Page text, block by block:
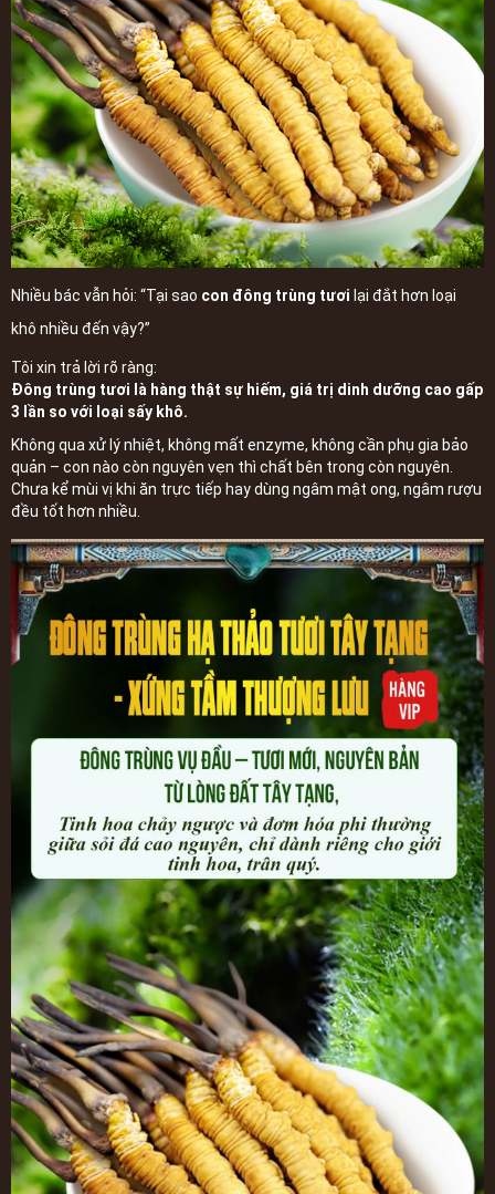
Nhiều bác vẫn hỏi: “Tại sao con đông trùng tươi lại đắt hơn loại
khô nhiều đến vậy?”
Tôi xin trả lời rõ ràng:
Đông trùng tươi là hàng thật sự hiếm, giá trị dinh dưỡng cao gấp
3 lần so với loại sấy khô.
Không qua xử lý nhiệt, không mất enzyme, không cần phụ gia bảo
quản – con nào còn nguyên vẹn thì chất bên trong còn nguyên.
Chưa kể mùi vị khi ăn trực tiếp hay dùng ngâm mật ong, ngâm rượu
đều tốt hơn nhiều.